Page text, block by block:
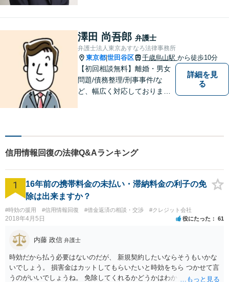
安」を「安心」に変えられる
よう尽力いたします。
澤田 尚吾郎 弁護士
弁護士法人東京あすなろ法律事務所
東京都 世田谷区 千歳烏山駅 から徒歩10分
【初回相談無料】離婚・男女
問題/債務整理/刑事事件/な
ど、幅広く対応しておりま
した弁護活動を行います。
【電話相談可】
詳細を見
る
信用情報回復の法律Q&Aランキング
1
16年前の携帯料金の未払い・滞納料金の利子の免
除は出来ますか？
#時効の援用 #信用情報回復 #借金返済の相談・交渉 #クレジット会社
2018年4月5日 役にたった 61
内藤 政信 弁護士
時効だから払う必要はないのだが、 新規契約したいならそうもいかな
いでしょう。 損害金はカットしてもらいたいと時効をちら つかせて言
うのがいいでしょうね。 免除してくれるかどうかはわかりませんが。